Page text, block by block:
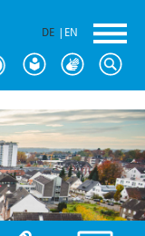
DE EN